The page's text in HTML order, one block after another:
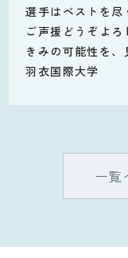
選手はベストを尽
ご声援どうぞよろ
きみの可能性を、
羽衣国際大学
一覧